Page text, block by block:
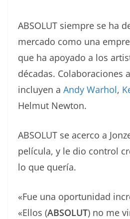
ABSOLUT siempre se ha
mercado como una
que ha apoyado a los
décadas. Colaboraciones
incluyen a Andy Warhol,
Helmut Newton.
ABSOLUT se acerco a
película, y le dio control
lo que quería.
«Fue una oportunidad
«Ellos (ABSOLUT) no me